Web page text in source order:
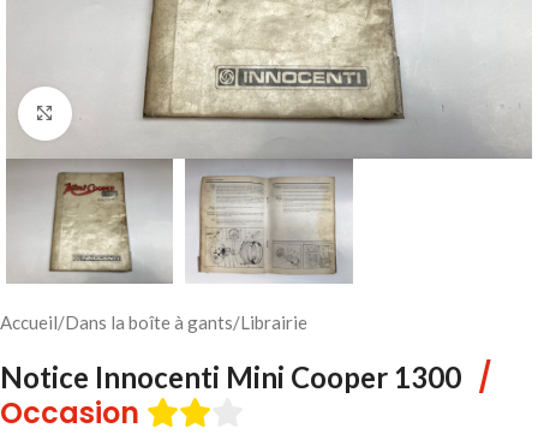
Cliquez pour agrandir
Accueil/Dans la boîte à gants/Librairie
Notice Innocenti Mini Cooper 1300 /
Occasion